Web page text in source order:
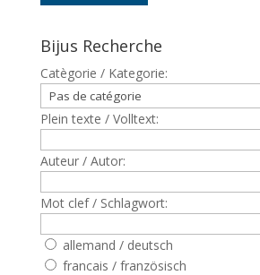
Bijus Recherche
Catègorie / Kategorie:
Plein texte / Volltext:
Auteur / Autor:
Mot clef / Schlagwort:
allemand / deutsch
francais / französisch